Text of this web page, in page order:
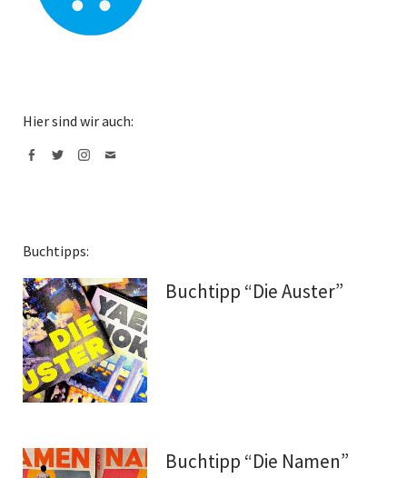
Hier sind wir auch:
Buchtipps:
Buchtipp “Die Auster”
Buchtipp “Die Namen”